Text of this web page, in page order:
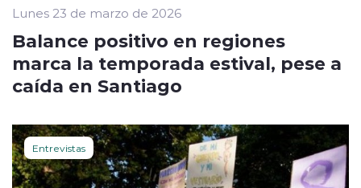
Lunes 23 de marzo de 2026
Balance positivo en regiones
marca la temporada estival, pese a
caída en Santiago
Entrevistas